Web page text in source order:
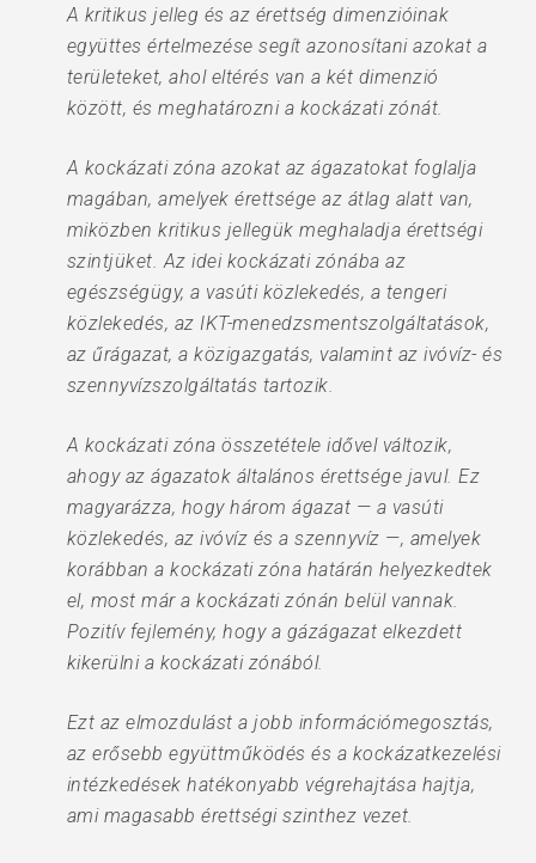
A kritikus jelleg és az érettség dimenzióinak
együttes értelmezése segít azonosítani azokat a
területeket, ahol eltérés van a két dimenzió
között, és meghatározni a kockázati zónát.
A kockázati zóna azokat az ágazatokat foglalja
magában, amelyek érettsége az átlag alatt van,
miközben kritikus jellegük meghaladja érettségi
szintjüket. Az idei kockázati zónába az
egészségügy, a vasúti közlekedés, a tengeri
közlekedés, az IKT-menedzsmentszolgáltatások,
az űrágazat, a közigazgatás, valamint az ivóvíz- és
szennyvízszolgáltatás tartozik.
A kockázati zóna összetétele idővel változik,
ahogy az ágazatok általános érettsége javul. Ez
magyarázza, hogy három ágazat — a vasúti
közlekedés, az ivóvíz és a szennyvíz —, amelyek
korábban a kockázati zóna határán helyezkedtek
el, most már a kockázati zónán belül vannak.
Pozitív fejlemény, hogy a gázágazat elkezdett
kikerülni a kockázati zónából.
Ezt az elmozdulást a jobb információmegosztás,
az erősebb együttműködés és a kockázatkezelési
intézkedések hatékonyabb végrehajtása hajtja,
ami magasabb érettségi szinthez vezet.